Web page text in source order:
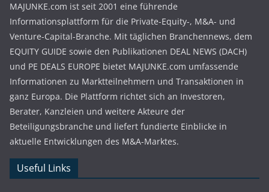
MAJUNKE.com ist seit 2001 eine führende
Informationsplattform für die Private-Equity-, M&A- und
Venture-Capital-Branche. Mit täglichen Branchennews, dem
EQUITY GUIDE sowie den Publikationen DEAL NEWS (DACH)
und PE DEALS EUROPE bietet MAJUNKE.com umfassende
Informationen zu Marktteilnehmern und Transaktionen in
ganz Europa. Die Plattform richtet sich an Investoren,
Berater, Kanzleien und weitere Akteure der
Beteiligungsbranche und liefert fundierte Einblicke in
aktuelle Entwicklungen des M&A-Marktes.
Useful Links